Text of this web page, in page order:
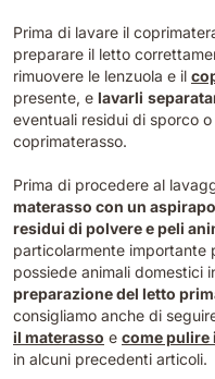
Prima di lavare il
preparare il letto
rimuovere le lenzuola e il
presente, e lavarli
eventuali residui di sporco
coprimaterasso.
Prima di procedere al
materasso con un
residui di polvere e peli
particolarmente importante
possiede animali domestici
preparazione del letto
consigliamo anche di
il materasso e come pulire
in alcuni precedenti articoli.